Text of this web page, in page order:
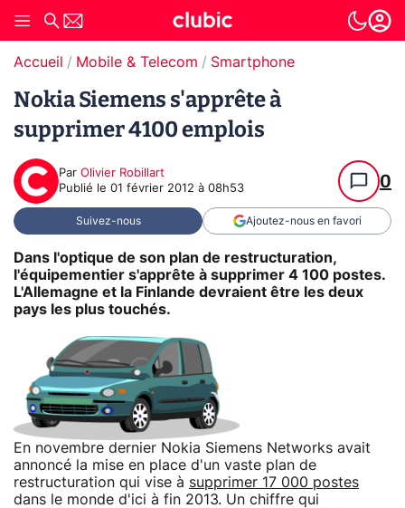
Accueil Mobile & Telecom Smartphone
Nokia Siemens s'apprête à
supprimer 4100 emplois
Par Olivier Robillart
Publié le 01 février 2012 à 08h53 0
Suivez-nous Ajoutez-nous en favori
Dans l'optique de son plan de restructuration,
l'équipementier s'apprête à supprimer 4 100 postes.
L'Allemagne et la Finlande devraient être les deux
pays les plus touchés.
En novembre dernier Nokia Siemens Networks avait
annoncé la mise en place d'un vaste plan de
restructuration qui vise à supprimer 17 000 postes
dans le monde d'ici à fin 2013. Un chiffre qui